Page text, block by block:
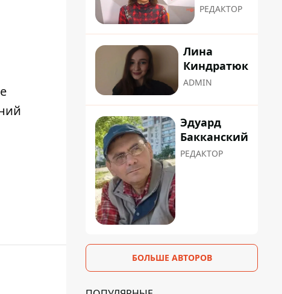
РЕДАКТОР
Лина
Киндратюк
ADMIN
Эдуард
Бакканский
РЕДАКТОР
БОЛЬШЕ АВТОРОВ